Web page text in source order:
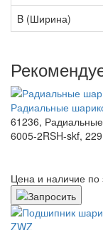
B (Ширина)
Радиальные
61236,
6005-2RSH-skf,
Цена и наличие по